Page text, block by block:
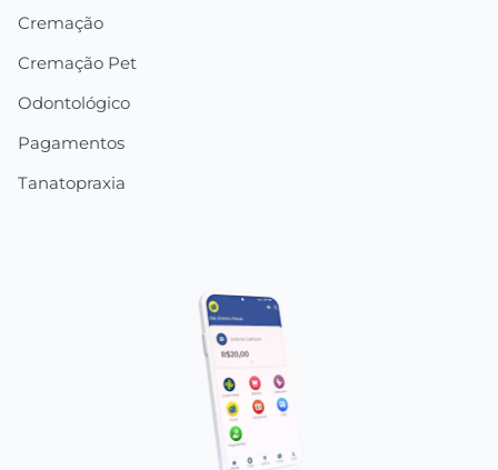
Cremação
Cremação Pet
Odontológico
Pagamentos
Tanatopraxia